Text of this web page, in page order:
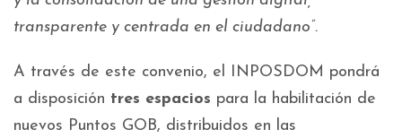
transparente y centrada en el ciudadano”.
A través de este convenio, el INPOSDOM pondrá
a disposición tres espacios para la habilitación de
nuevos Puntos GOB, distribuidos en las